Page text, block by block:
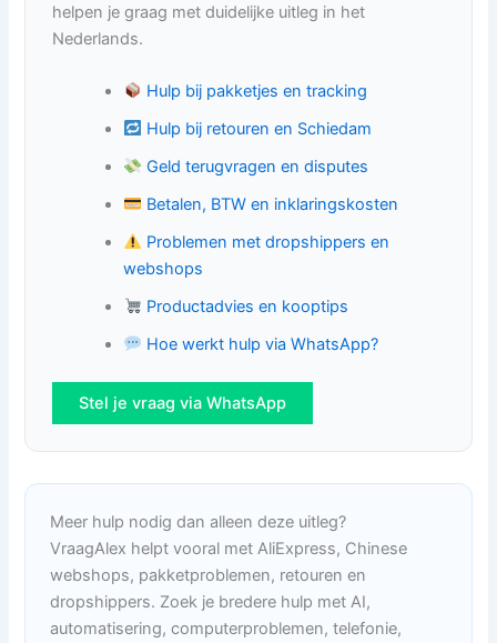
helpen je graag met duidelijke uitleg in het
Nederlands.
Hulp bij pakketjes en tracking
Hulp bij retouren en Schiedam
Geld terugvragen en disputes
Betalen, BTW en inklaringskosten
Problemen met dropshippers en
webshops
Productadvies en kooptips
Hoe werkt hulp via WhatsApp?
Stel je vraag via WhatsApp
Meer hulp nodig dan alleen deze uitleg?
VraagAlex helpt vooral met AliExpress, Chinese
webshops, pakketproblemen, retouren en
dropshippers. Zoek je bredere hulp met AI,
automatisering, computerproblemen, telefonie,